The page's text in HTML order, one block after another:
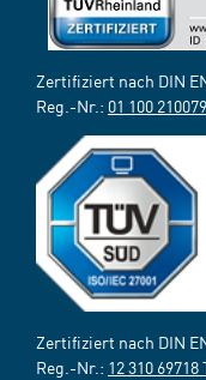
Zertifiziert nach DIN
Reg.-Nr.: 01 100
Zertifiziert nach DIN
Reg.-Nr.: 12 310 69718